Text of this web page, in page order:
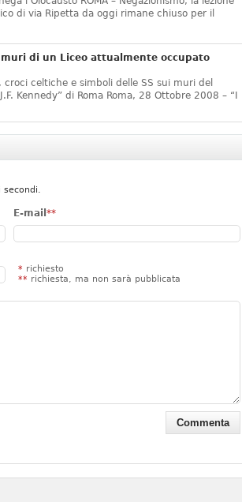
di via Ripetta da oggi rimane chiuso per il
di un Liceo attualmente occupato
celtiche e simboli delle SS sui muri del
Kennedy” di Roma Roma, 28 Ottobre 2008 – “I
secondi.
E-mail **
* richiesto
** richiesta, ma non sarà pubblicata